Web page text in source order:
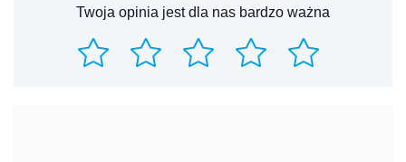
Twoja opinia jest dla nas bardzo ważna